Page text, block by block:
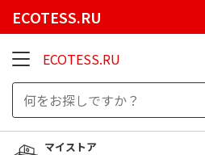
ECOTESS.RU
ECOTESS.RU
マイストア